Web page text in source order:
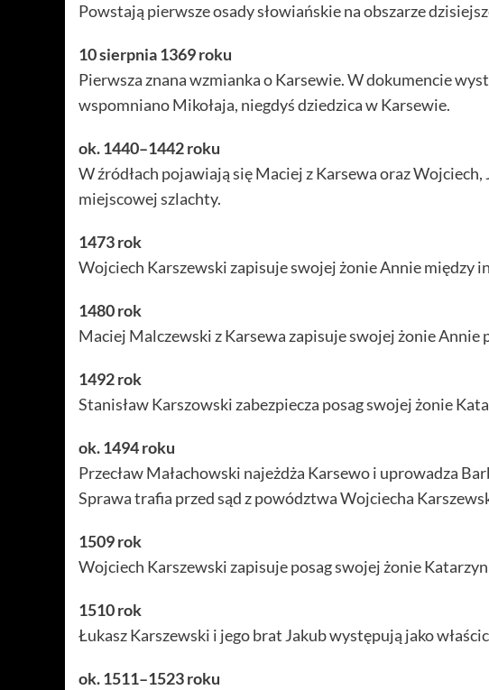
Powstają pierwsze osady słowiańskie na obszarze
10 sierpnia 1369 roku
Pierwsza znana wzmianka o Karsewie. W dokumencie
wspomniano Mikołaja, niegdyś dziedzica w Karsewie.
ok. 1440–1442 roku
W źródłach pojawiają się Maciej z Karsewa oraz
miejscowej szlachty.
1473 rok
Wojciech Karszewski zapisuje swojej żonie Annie między
1480 rok
Maciej Malczewski z Karsewa zapisuje swojej żonie Annie
1492 rok
Stanisław Karszowski zabezpiecza posag swojej żonie
ok. 1494 roku
Przecław Małachowski najeżdża Karsewo i uprowadza
Sprawa trafia przed sąd z powództwa Wojciecha
1509 rok
Wojciech Karszewski zapisuje posag swojej żonie
1510 rok
Łukasz Karszewski i jego brat Jakub występują jako
ok. 1511–1523 roku